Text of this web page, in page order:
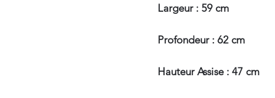
Largeur : 59 cm
Profondeur : 62 cm
Hauteur Assise : 47 cm